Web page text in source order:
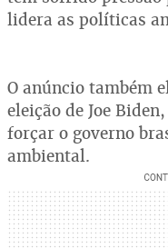
lidera as políticas
O anúncio também
eleição de Joe
forçar o governo
ambiental.